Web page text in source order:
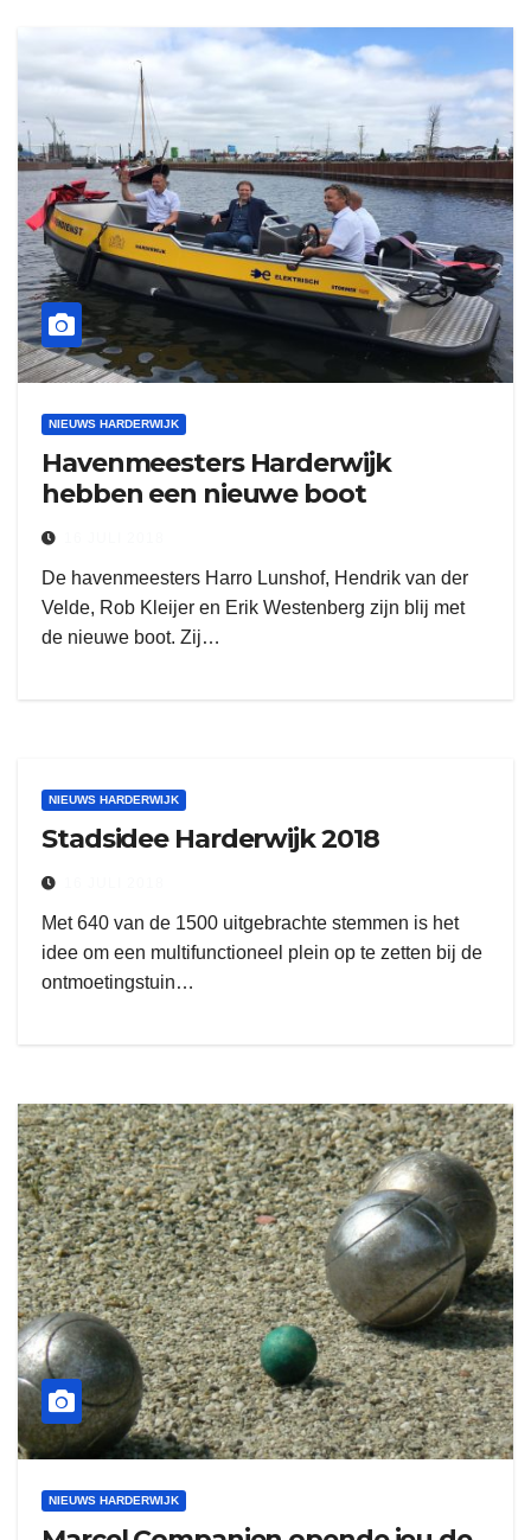
NIEUWS HARDERWIJK
Havenmeesters Harderwijk
hebben een nieuwe boot
De havenmeesters Harro Lunshof, Hendrik van der
Velde, Rob Kleijer en Erik Westenberg zijn blij met
de nieuwe boot. Zij…
NIEUWS HARDERWIJK
Stadsidee Harderwijk 2018
Met 640 van de 1500 uitgebrachte stemmen is het
idee om een multifunctioneel plein op te zetten bij de
ontmoetingstuin…
NIEUWS HARDERWIJK